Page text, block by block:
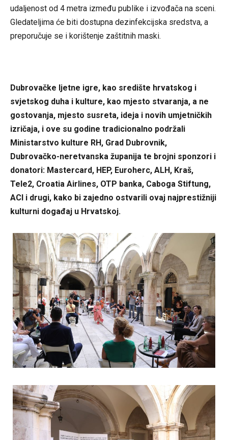
udaljenost od 4 metra između publike i izvođača na sceni.
Gledateljima će biti dostupna dezinfekcijska sredstva, a
preporučuje se i korištenje zaštitnih maski.
Dubrovačke ljetne igre, kao središte hrvatskog i
svjetskog duha i kulture, kao mjesto stvaranja, a ne
gostovanja, mjesto susreta, ideja i novih umjetničkih
izričaja, i ove su godine tradicionalno podržali
Ministarstvo kulture RH, Grad Dubrovnik,
Dubrovačko-neretvanska županija te brojni sponzori i
donatori: Mastercard, HEP, Euroherc, ALH, Kraš,
Tele2, Croatia Airlines, OTP banka, Caboga Stiftung,
ACI i drugi, kako bi zajedno ostvarili ovaj najprestižniji
kulturni događaj u Hrvatskoj.